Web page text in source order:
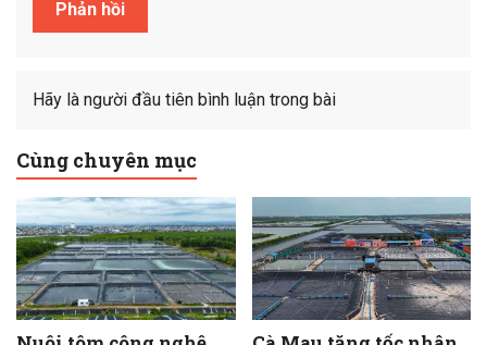
Hãy là người đầu tiên bình luận trong bài
Cùng chuyên mục